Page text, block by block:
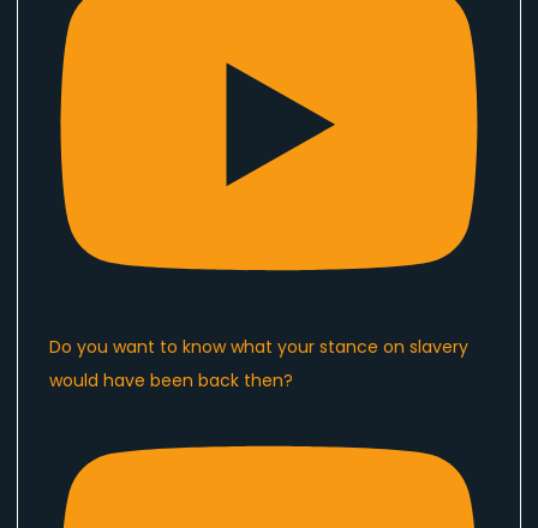
Do you want to know what your stance on slavery
would have been back then?